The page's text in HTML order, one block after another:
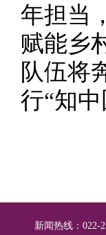
年担当
赋能乡
队伍将
行“知
新闻热线：022-